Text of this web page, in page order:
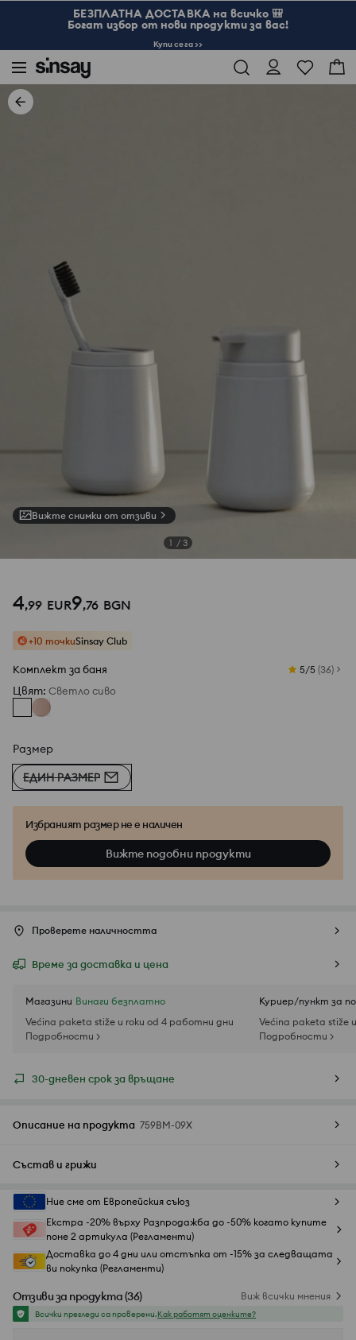
БЕЗПЛАТНА ДОСТАВКА на всичко 🎒
Богат избор от нови продукти за вас!
Купи сега >>
Вижте снимки от отзиви
1 / 3
4,99 EUR9,76 BGN
+10 точкиSinsay Club
Комплект за баня 5/5 (36)
Цвят: Светло сиво
Размер
ЕДИН РАЗМЕР
Избраният размер не е наличен
Вижте подобни продукти
Проверете наличността
Време за доставка и цена
Магазини Винаги безплатно
Većina paketa stiže u roku od 4 работни дни
Подробности >
Куриер/пункт за
Većina paketa stiže
Подробности >
30-дневен срок за връщане
Описание на продукта 759BM-09X
Състав и грижи
Ние сме от Европейския съюз
Екстра -20% върху Разпродажба до -50% когато купите
поне 2 артикула (Регламенти)
Доставка до 4 дни или отстъпка от -15% за следващата
ви покупка (Регламенти)
Отзиви за продукта(36) Виж всички мнения
Всички прегледи са проверени.Как работят оценките?